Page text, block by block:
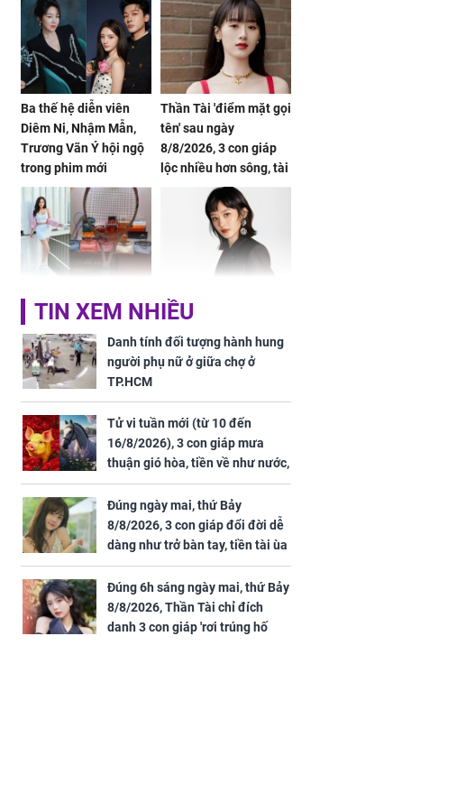
Ba thế hệ diễn viên
Diêm Ni, Nhậm Mẫn,
Trương Vãn Ý hội ngộ
trong phim mới
Thần Tài 'điểm mặt gọi
tên' sau ngày
8/8/2026, 3 con giáp
lộc nhiều hơn sông, tài
vận sáng như trăng
Rằm, chính thức hết
HH Mai Phương Thúy:
Mua đồ hiệu theo "lô",
tặng em gái biệt thự
120 tỷ trong "nốt nhạc"
Triệu Lệ Dĩnh liên tiếp
được Kim Ưng ưu ái,
đãi ngộ đặc biệt gây
chú ý
Danh tính đối tượng
nữ ở giữa chợ ở
TP.HCM
TIN XEM NHIỀU
Danh tính đối tượng hành hung
người phụ nữ ở giữa chợ ở
TP.HCM
Tử vi tuần mới (từ 10 đến
16/8/2026), 3 con giáp mưa
thuận gió hòa, tiền về như nước,
bạc vàng dư dả, Phú Quý Vinh
Hoa, vận trình khai sáng
Đúng ngày mai, thứ Bảy
8/8/2026, 3 con giáp đổi đời dễ
dàng như trở bàn tay, tiền tài ùa
tới, ngồi không lộc cũng đến,
phú quý theo tới già
Đúng 6h sáng ngày mai, thứ Bảy
8/8/2026, Thần Tài chỉ đích
danh 3 con giáp 'rơi trúng hố